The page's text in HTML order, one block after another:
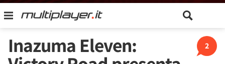
2
Inazuma Eleven: